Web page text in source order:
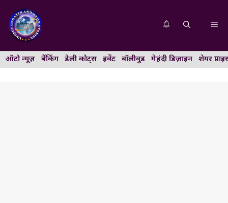
content
ऑटो न्यूज़ बैंकिंग डेली कोट्स इवेंट बॉलीवुड मेहंदी डिज़ाइन शेयर